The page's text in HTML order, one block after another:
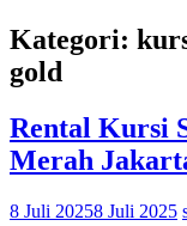
Kategori:
gold
Rental Kursi
Merah
8 Juli 20258 Juli 2025